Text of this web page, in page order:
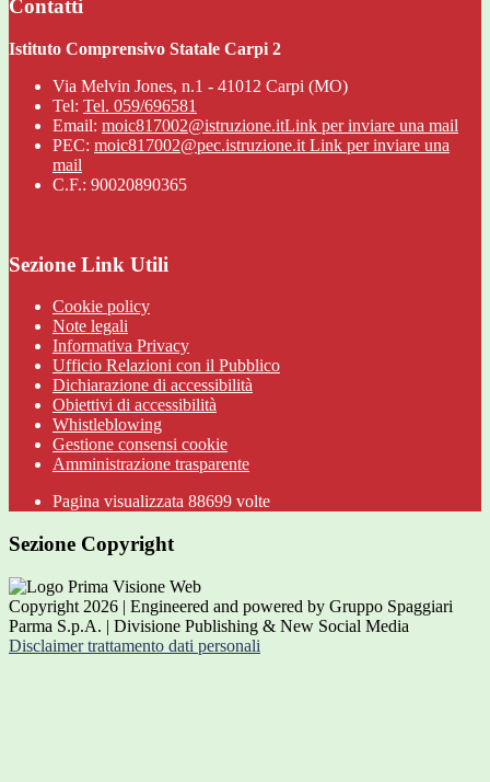
Contatti
Istituto Comprensivo Statale Carpi 2
Via Melvin Jones, n.1 - 41012 Carpi (MO)
Tel: Tel. 059/696581
Email: moic817002@istruzione.itLink per inviare una mail
PEC: moic817002@pec.istruzione.it Link per inviare una
mail
C.F.: 90020890365
Sezione Link Utili
Cookie policy
Note legali
Informativa Privacy
Ufficio Relazioni con il Pubblico
Dichiarazione di accessibilità
Obiettivi di accessibilità
Whistleblowing
Gestione consensi cookie
Amministrazione trasparente
Pagina visualizzata 88699 volte
Sezione Copyright
Copyright 2026 | Engineered and powered by Gruppo Spaggiari
Parma S.p.A. | Divisione Publishing & New Social Media
Disclaimer trattamento dati personali